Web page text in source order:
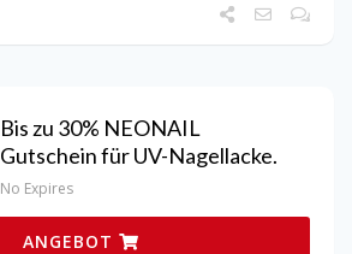
Bis zu 30% NEONAIL
Gutschein für UV-Nagellacke.
No Expires
ANGEBOT